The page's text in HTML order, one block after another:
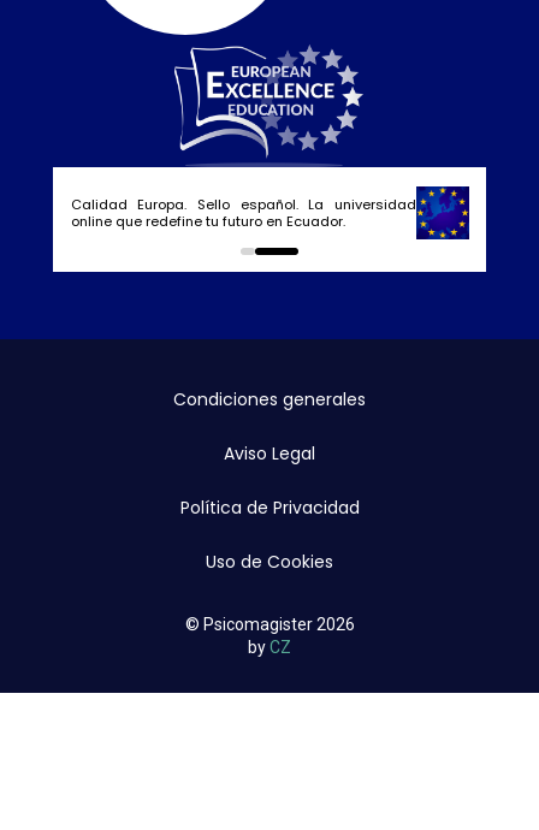
Calidad Europa. Sello español. La universidad
online que redefine tu futuro en Ecuador.
0 1
Condiciones generales
Aviso Legal
Política de Privacidad
Uso de Cookies
© Psicomagister 2026
byCZ